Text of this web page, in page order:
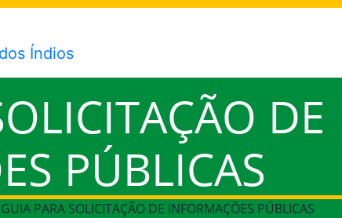
DE
PÚBLICAS
PARA SOLICITAÇÃO DE INFORMAÇÕES PÚBLICAS